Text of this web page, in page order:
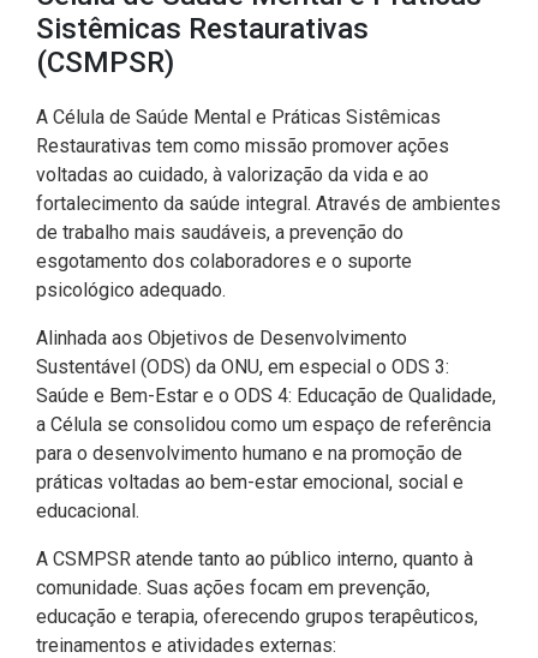
CODINS
Comitê de Gestão Estratégica -
Comunicação Legislativa
Coordenadoria do Sistema
Alece de Comunicação
Célula de Fotografia
Célula de Assessoria de
Célula de Projetos Especiais
Coordenadoria de Polícia
Centro de Estudos e Atividades
Estratégicas (CEAE)
Controladoria
Concursos e Processos
Seletivos
Procuradoria Geral
Tecnologia da Informação
Corregedoria
Divisas Territoriais do Ceará
Comitê de Prevenção e
Comitê de Responsabilidade
Social
Gestão Ambiental
Defensoria Pública do Ceará
Departamento de Saúde e
Escola Superior do Parlamento
Cearense (Unipace)
Escritório Frei Tito
Instituto de Estudos e
Pesquisas Sobre o
Desenvolvimento do Ceará -
Inesp
Defesa Social
Des. Regional, Recursos Hí­
Direitos Humanos e Cidadania
Educação Básica
Fiscalização e Controle
Econômico e Comércio
Infância e Adolescência
Juventude
Meio Ambiente, Mudanças
Climáticas e Desenvolvimento
do Semiárido
Orçamento, Finanças e
Consultoria Legislativa
Votações Nominais
Medalhas e comendas da Alece
Mapa de Leis Históricas
Utilidade pública
Políticas Institucionais
Sistêmicas Restaurativas
(CSMPSR)
A Célula de Saúde Mental e Práticas Sistêmicas
Restaurativas tem como missão promover ações
voltadas ao cuidado, à valorização da vida e ao
fortalecimento da saúde integral. Através de ambientes
de trabalho mais saudáveis, a prevenção do
esgotamento dos colaboradores e o suporte
psicológico adequado.
Alinhada aos Objetivos de Desenvolvimento
Sustentável (ODS) da ONU, em especial o ODS 3:
Saúde e Bem-Estar e o ODS 4: Educação de Qualidade,
a Célula se consolidou como um espaço de referência
para o desenvolvimento humano e na promoção de
práticas voltadas ao bem-estar emocional, social e
educacional.
A CSMPSR atende tanto ao público interno, quanto à
comunidade. Suas ações focam em prevenção,
educação e terapia, oferecendo grupos terapêuticos,
treinamentos e atividades externas: